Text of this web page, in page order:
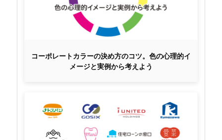
コーポレートカラーの決め方のコツ。色の心理的イ
メージと実例から考えよう